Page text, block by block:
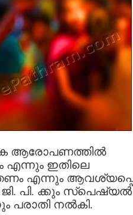
ആരോപണത്തില്‍
ഇതിലെ
എന്നും
ജി. പി. ക്കും സ്‌പെഷ്യല്‍
പരാതി നല്‍കി.